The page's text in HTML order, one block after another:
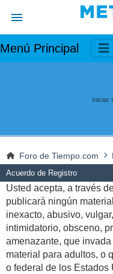
Menú Principal
Iniciar
Foro de Tiempo.com
Acuerdo de Registro
Usted acepta, a través
publicará ningún
inexacto, abusivo,
intimidatorio, obsceno,
amenazante, que
material para adultos, o
o federal de los Estados